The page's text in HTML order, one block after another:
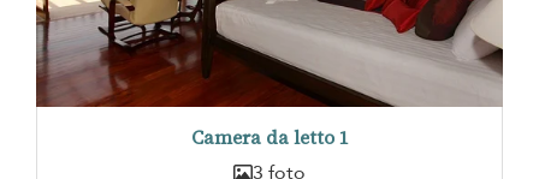
Camera da letto 1
3 foto